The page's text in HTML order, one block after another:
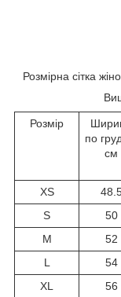
Розмірна сітка
Розмір
по
см
XS
S
50
M
52
L
54
XL
56